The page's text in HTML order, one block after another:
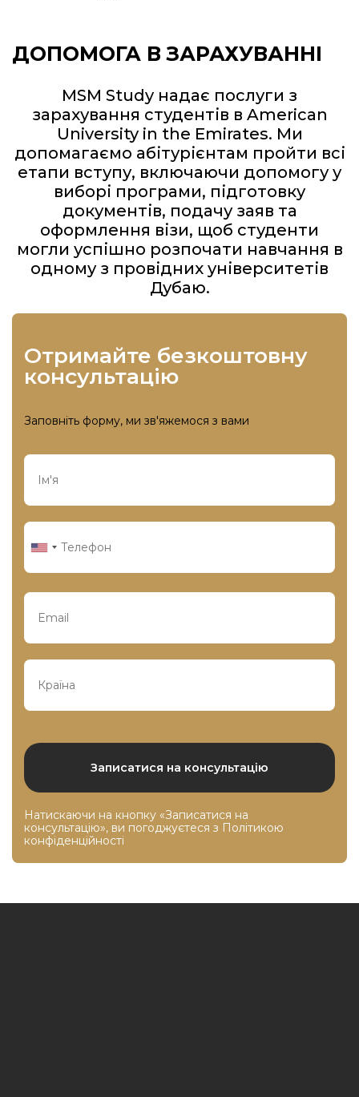
ДОПОМОГА В ЗАРАХУВАННІ
MSM Study надає послуги з
зарахування студентів в American
University in the Emirates. Ми
допомагаємо абітурієнтам пройти всі
етапи вступу, включаючи допомогу у
виборі програми, підготовку
документів, подачу заяв та
оформлення візи, щоб студенти
могли успішно розпочати навчання в
одному з провідних університетів
Дубаю.
отримайте безкоштовну
консультацію
Заповніть форму, ми зв'яжемося з вами
Натискаючи на кнопку «Записатися на
консультацію», ви погоджуєтеся з Політикою
конфіденційності